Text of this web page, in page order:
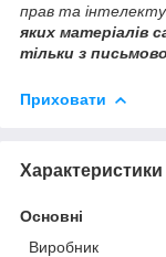
прав та
яких матеріалів
тільки з
Приховати
Характеристики
Основні
Виробник